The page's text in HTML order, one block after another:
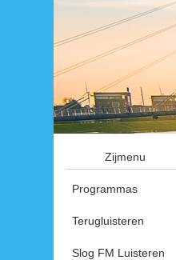
Zijmenu
Programmas
Terugluisteren
Slog FM Luisteren